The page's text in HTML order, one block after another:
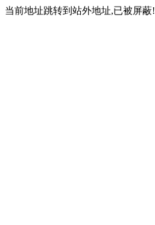
当前地址跳转到站外地址,已被屏蔽!